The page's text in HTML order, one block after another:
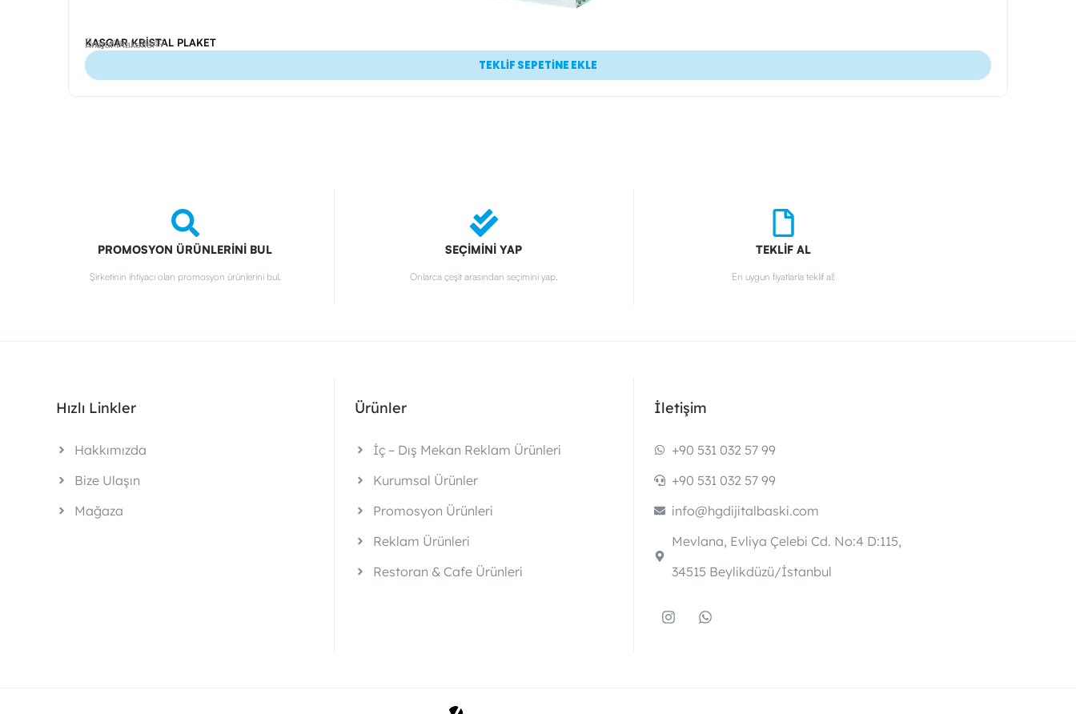
KAŞGAR KRİSTAL PLAKET
Ürün Kodu: 21149
Kristal Plaketler
TEKLİF SEPETİNE EKLE
PROMOSYON ÜRÜNLERİNİ BUL
Şirketinin ihtiyacı olan promosyon ürünlerini bul.
SEÇİMİNİ YAP
Onlarca çeşit arasından seçimini yap.
TEKLİF AL
En uygun fiyatlarla teklif al!
Hızlı Linkler
Hakkımızda
Bize Ulaşın
Mağaza
Ürünler
İç – Dış Mekan Reklam Ürünleri
Kurumsal Ürünler
Promosyon Ürünleri
Reklam Ürünleri
Restoran & Cafe Ürünleri
İletişim
+90 531 032 57 99
+90 531 032 57 99
info@hgdijitalbaski.com
Mevlana, Evliya Çelebi Cd. No:4 D:115,
34515 Beylikdüzü/İstanbul